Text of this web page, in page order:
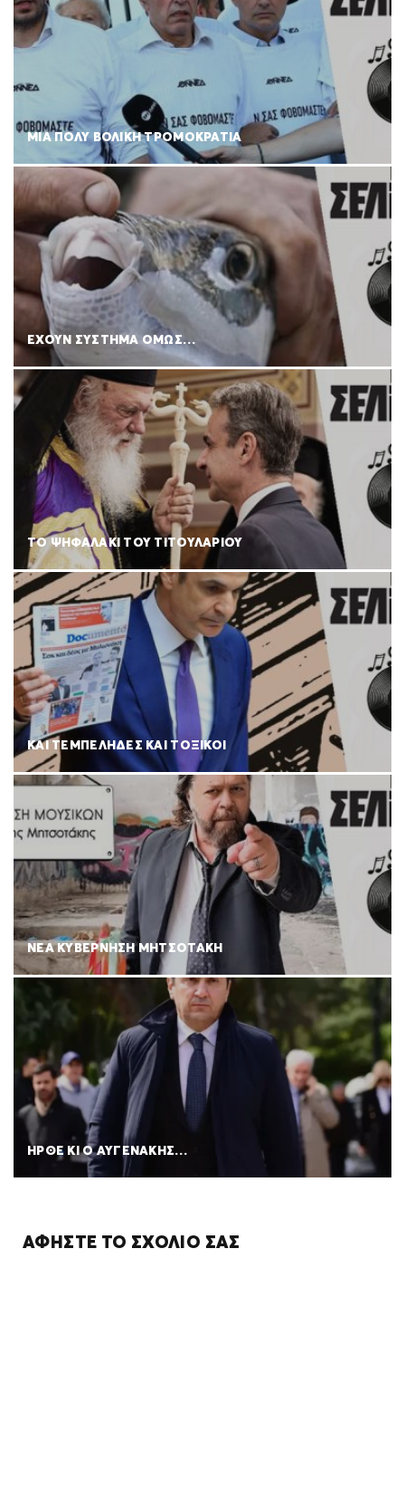
ΜΙΑ ΠΟΛΥ ΒΟΛΙΚΗ ΤΡΟΜΟΚΡΑΤΙΑ
ΕΧΟΥΝ ΣΥΣΤΗΜΑ ΟΜΩΣ…
ΤΟ ΨΗΦΑΛΑΚΙ ΤΟΥ ΤΙΤΟΥΛΑΡΙΟΥ
ΚΑΙ ΤΕΜΠΕΛΗΔΕΣ ΚΑΙ ΤΟΞΙΚΟΙ
ΝΕΑ ΚΥΒΕΡΝΗΣΗ ΜΗΤΣΟΤΑΚΗ
ΗΡΘΕ ΚΙ Ο ΑΥΓΕΝΑΚΗΣ…
ΑΦΉΣΤΕ ΤΟ ΣΧΌΛΙΌ ΣΑΣ